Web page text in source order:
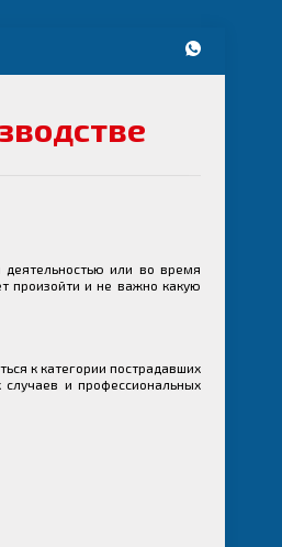
деятельностью или во время
произойти и не важно какую
к категории пострадавших
и профессиональных